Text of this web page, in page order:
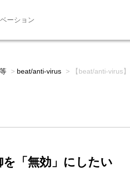
ーション
> beat/anti-virus > 【beat/anti-virus
「無効」にしたい